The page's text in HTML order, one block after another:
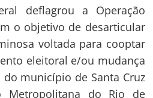
deflagrou a Operação
o objetivo de desarticular
voltada para cooptar
eleitoral e/ou mudança
município de Santa Cruz
Metropolitana do Rio de